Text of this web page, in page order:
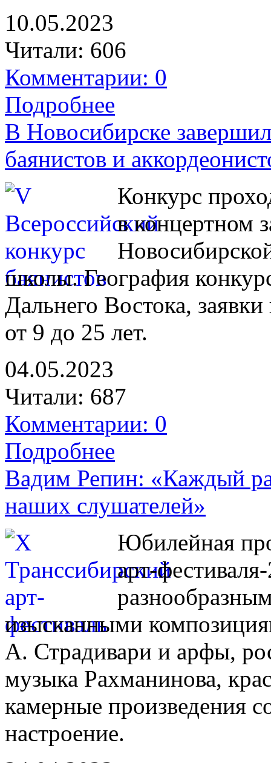
10.05.2023
Читали: 606
Комментарии: 0
Подробнее
В Новосибирске
баянистов и
Конкурс
в концертном
школы. География
Дальнего Востока,
от 9 до 25 лет.
04.05.2023
Читали: 687
Комментарии: 0
Подробнее
Вадим Репин: «Каждый
наших слушателей»
Юбилейная
арт-
изысканными
А. Страдивари и арфы,
музыка Рахманинова,
камерные произведения
настроение.